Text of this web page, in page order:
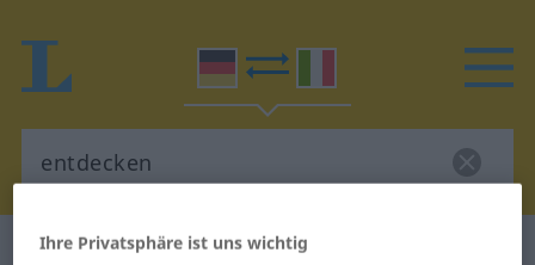
Deutsch-Italienisch Wörterbuch
Ihre Privatsphäre ist uns wichtig